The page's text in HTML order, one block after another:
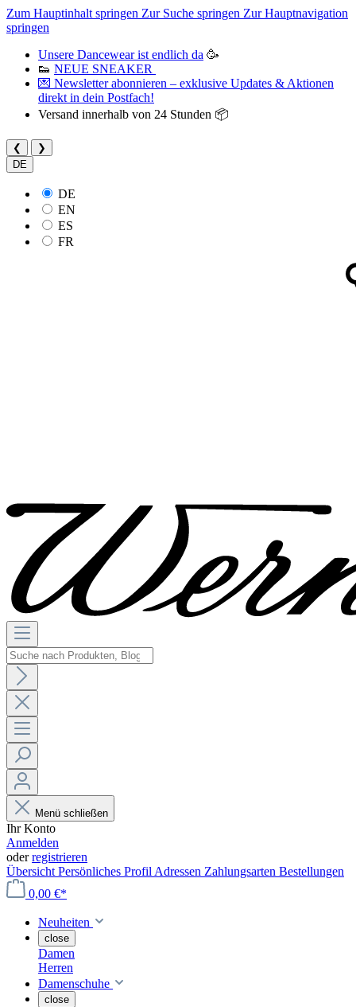
Zum Hauptinhalt springen Zur Suche springen Zur Hauptnavigation
springen
Unsere Dancewear ist endlich da 🥳
👟 NEUE SNEAKER
💌 Newsletter abonnieren – exklusive Updates & Aktionen
direkt in dein Postfach!
Versand innerhalb von 24 Stunden 📦
❮
❯
DE
DE
EN
ES
FR
Menü schließen
Ihr Konto
Anmelden
oderregistrieren
Übersicht Persönliches Profil Adressen Zahlungsarten Bestellungen
0,00 €*
Neuheiten
close
Damen
Herren
Damenschuhe
close